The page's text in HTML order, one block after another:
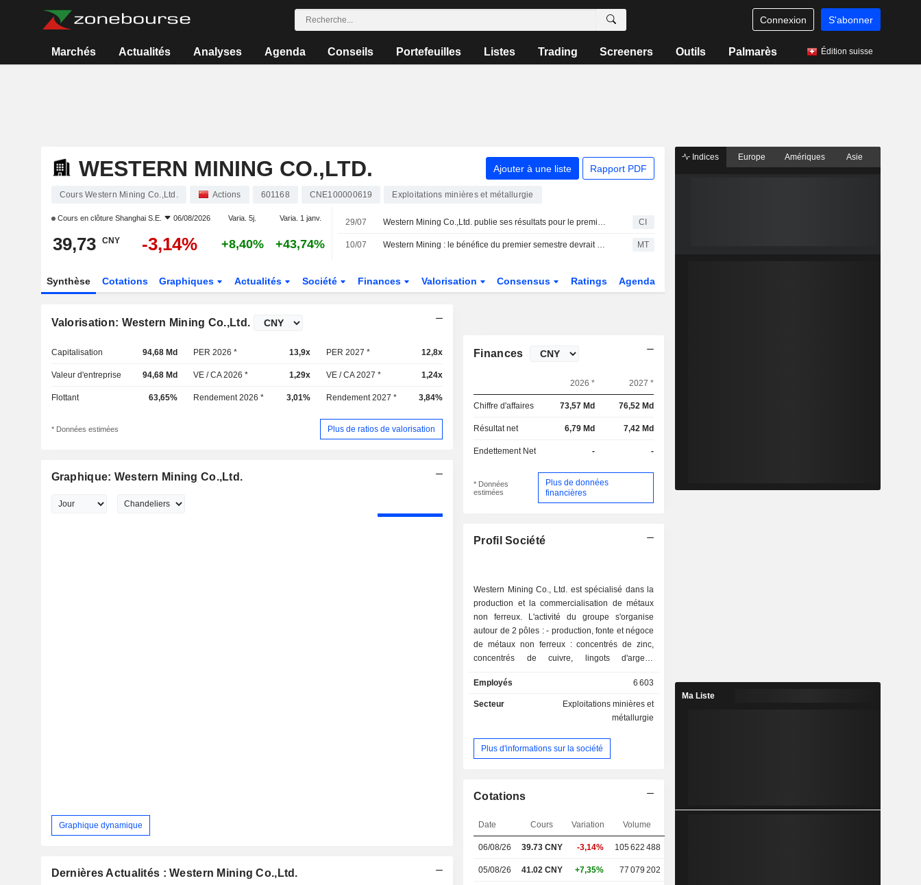
Connexion S'abonner
Marchés Actualités Analyses Agenda Conseils Portefeuilles Listes Trading Screeners Outils Palmarès Édition suisse
WESTERN MINING CO.,LTD. Ajouter à une liste Rapport PDF
Cours Western Mining Co.,Ltd. Actions 601168 CNE100000619 Exploitations minières et métallurgie
Cours en clôture Shanghai S.E. 06/08/2026 Varia. 5j. Varia. 1 janv.
39,73 CNY -3,14% +8,40% +43,74%
29/07 Western Mining Co.,Ltd. publie ses résultats pour le premier semestre clos le 30 juin 2026 CI
10/07 Western Mining : le bénéfice du premier semestre devrait bondir de 130 %, l'action grimpe de 7 % MT
Synthèse Cotations Graphiques Actualités Société Finances Valorisation Consensus Ratings Agenda
Valorisation: Western Mining Co.,Ltd.
Capitalisation 94,68 Md PER 2026 * 13,9x PER 2027 * 12,8x
Valeur d'entreprise 94,68 Md VE / CA 2026 * 1,29x VE / CA 2027 * 1,24x
Flottant 63,65% Rendement 2026 * 3,01% Rendement 2027 * 3,84%
* Données estimées Plus de ratios de valorisation
Graphique: Western Mining Co.,Ltd.
Graphique dynamique
Dernières Actualités : Western Mining Co.,Ltd.
Finances
2026 * 2027 *
Chiffre d'affaires 73,57 Md 76,52 Md
Résultat net 6,79 Md 7,42 Md
Endettement Net - -
* Données
estimées
Plus de données
financières
Profil Société
Western Mining Co., Ltd. est spécialisé dans la
production et la commercialisation de métaux
non ferreux. L'activité du groupe s'organise
autour de 2 pôles : - production, fonte et négoce
de métaux non ferreux : concentrés de zinc,
concentrés de cuivre, lingots d'argent,
électrolytique, etc. ; - autres : notamment
distribution d'eau et d'électricité. 77,8% du CA
Employés 6 603
Secteur
Exploitations minières et
métallurgie
Plus d'informations sur la société
Cotations
Date Cours Variation Volume
06/08/26 39.73 CNY -3,14% 105 622 488
05/08/26 41.02 CNY +7,35% 77 079 202
Indices Europe Amériques Asie
Ma Liste